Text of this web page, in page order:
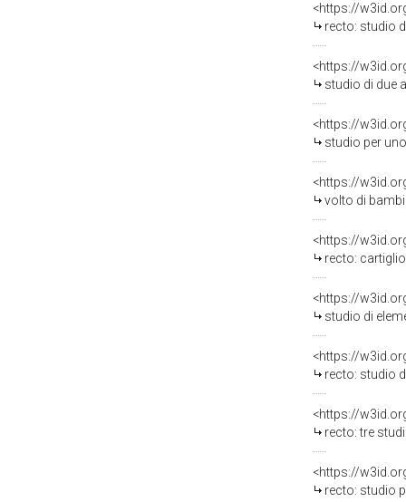
<https://
recto: studio di
<https://
studio di due
<https://
studio per uno
<https://
volto di
<https://
recto: cartiglio con
<https://
studio di
<https://
recto: studio di
<https://
recto: tre studi
<https://
recto: studio per baculo